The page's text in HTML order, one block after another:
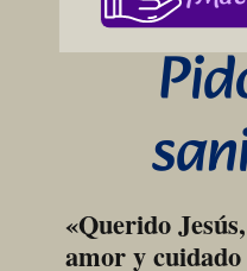
«Querido
amor y